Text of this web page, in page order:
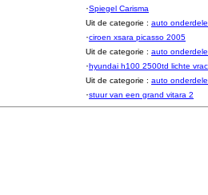
·Spiegel Carisma
Uit de categorie : auto
·ciroen xsara picasso 2005
Uit de categorie : auto
·hyundai h100 2500td lichte
Uit de categorie : auto
·stuur van een grand vitara 2